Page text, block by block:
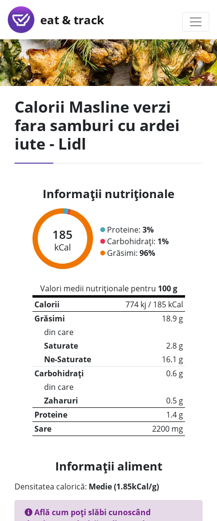
eat & track
Calorii Masline verzi
fara samburi cu ardei
iute - Lidl
Informații nutriționale
185
kCal
Proteine: 3%
Carbohidrați: 1%
Grăsimi: 96%
Valori medii nutriționale pentru 100 g
Calorii
774 kj / 185 kCal
Grăsimi
18.9 g
din care
Saturate
2.8 g
Ne-Saturate
16.1 g
Carbohidrați
0.6 g
din care
Zaharuri
0.5 g
Proteine
1.4 g
Sare
2200 mg
Informații aliment
Densitatea calorică: Medie (1.85kCal/g)
Află cum poți slăbi cunoscând